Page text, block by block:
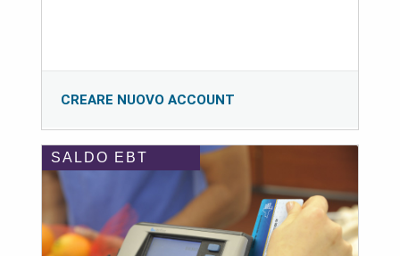
CREARE NUOVO ACCOUNT
SALDO EBT